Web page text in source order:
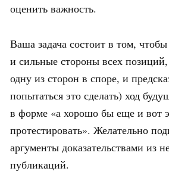
оценить важность.
Ваша задача состоит в том,
и сильные стороны всех
одну из сторон в споре, и
попытаться это сделать) ход
в форме «а хорошо бы еще и вот
протестировать». Желательно
аргументы доказательствами из
публикаций.